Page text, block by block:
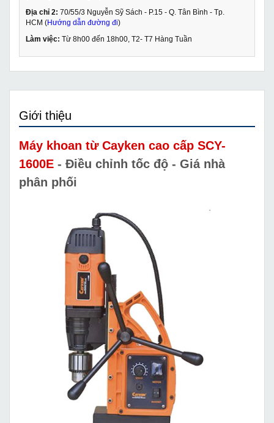
Địa chỉ 2: 70/55/3 Nguyễn Sỹ Sách - P.15 - Q. Tân Bình - Tp.
HCM (Hướng dẫn đường đi)
Làm việc: Từ 8h00 đến 18h00, T2- T7 Hàng Tuần
Giới thiệu
Máy khoan từ Cayken cao cấp SCY-
1600E - Điều chỉnh tốc độ - Giá nhà
phân phối